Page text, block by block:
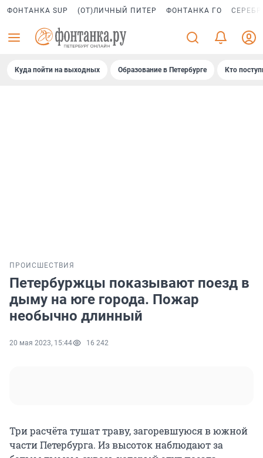
ФОНТАНКА SUP (ОТ)ЛИЧНЫЙ ПИТЕР ФОНТАНКА ГО
Куда пойти на выходных Образование в Петербурге Кто
ПРОИСШЕСТВИЯ
Петербуржцы показывают поезд в
дыму на юге города. Пожар
необычно длинный
20 мая 2023, 15:44 16 242
Три расчёта тушат траву, загоревшуюся в южной
части Петербурга. Из высоток наблюдают за